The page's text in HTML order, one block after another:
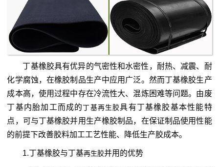
丁基橡胶具有优异的气密性和水密性，耐热、减震、耐
化学腐蚀，在橡胶制品生产中应用广泛。然而丁基橡胶生产
成本高，使用过程中存在冷流性大、混炼困难等问题。由废
丁基内胎加工而成的丁基再生胶具有丁基橡胶基本性能特
点，可与丁基橡胶并用生产橡胶制品，在保证制品使用性能
的前提下改善胶料加工工艺性能、降低生产胶成本。
1.丁基橡胶与丁基再生胶并用的优势